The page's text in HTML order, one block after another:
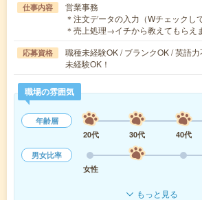
仕事内容
営業事務
＊注文データの入力（Wチェックし
＊売上処理→イチから教えてもらえ
応募資格
職種未経験OK / ブランクOK / 英語
未経験OK！
職場の雰囲気
年齢層
20代
30代 40代
男女比率
女性
もっと見る